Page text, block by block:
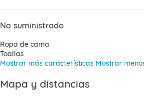
No suministrado
Ropa de cama
Toallas
Mostrar más características Mostrar
Mapa y distancias